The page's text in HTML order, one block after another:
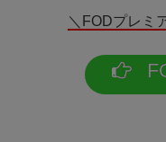
＼FODプレミ